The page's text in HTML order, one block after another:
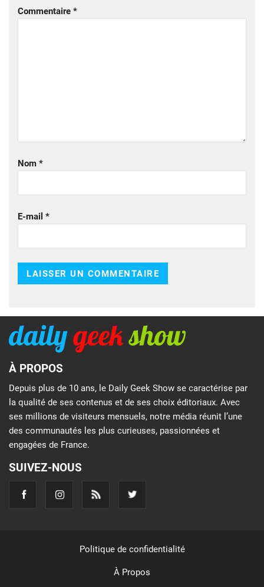
Commentaire *
Nom *
E-mail *
À PROPOS
Depuis plus de 10 ans, le Daily Geek Show se caractérise par
la qualité de ses contenus et de ses choix éditoriaux. Avec
ses millions de visiteurs mensuels, notre média réunit l’une
des communautés les plus curieuses, passionnées et
engagées de France.
SUIVEZ-NOUS
Politique de confidentialité
À Propos